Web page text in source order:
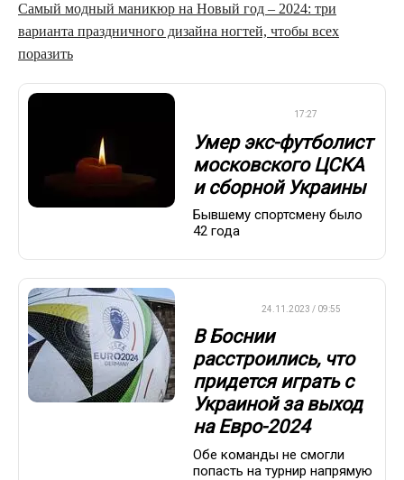
Самый модный маникюр на Новый год – 2024: три
варианта праздничного дизайна ногтей, чтобы всех
поразить
17:27
Умер экс-футболист
московского ЦСКА
и сборной Украины
Бывшему спортсмену было
42 года
24.11.2023 / 09:55
В Боснии
расстроились, что
придется играть с
Украиной за выход
на Евро-2024
Обе команды не смогли
попасть на турнир напрямую